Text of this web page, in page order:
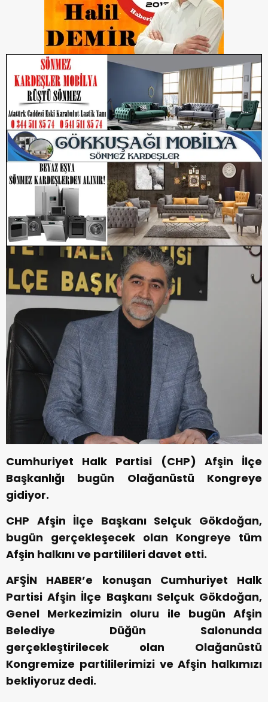
Cumhuriyet Halk Partisi (CHP) Afşin İlçe
Başkanlığı bugün Olağanüstü Kongreye
gidiyor.
CHP Afşin İlçe Başkanı Selçuk Gökdoğan,
bugün gerçekleşecek olan Kongreye tüm
Afşin halkını ve partilileri davet etti.
AFŞİN HABER’e konuşan Cumhuriyet Halk
Partisi Afşin İlçe Başkanı Selçuk Gökdoğan,
Genel Merkezimizin oluru ile bugün Afşin
Belediye Düğün Salonunda
gerçekleştirilecek olan Olağanüstü
Kongremize partililerimizi ve Afşin halkımızı
bekliyoruz dedi.